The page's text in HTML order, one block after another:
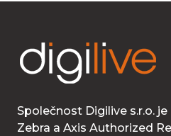
Společnost Digilive s.r.o.
Zebra a Axis Authorized